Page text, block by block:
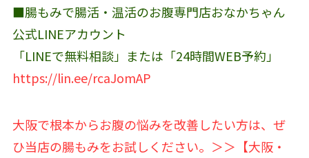
■腸もみで腸活・温活のお腹専門店おなかちゃん
公式LINEアカウント‬
「LINEで無料相談」または「24時間WEB予約」
https://lin.ee/rcaJomAP
大阪で根本からお腹の悩みを改善したい方は、ぜ
ひ当店の腸もみをお試しください。＞＞【大阪・